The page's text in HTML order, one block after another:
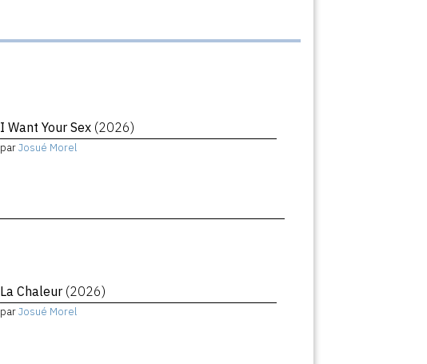
I Want Your Sex (2026)
parJosué Morel
La Chaleur (2026)
parJosué Morel